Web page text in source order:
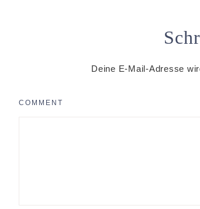
Deine E-Mail-Adresse
COMMENT